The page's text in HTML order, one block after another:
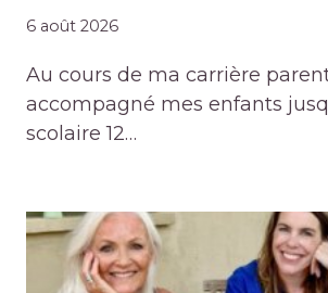
6 août 2026
Au cours de ma carrière
accompagné mes enfants
scolaire 12…